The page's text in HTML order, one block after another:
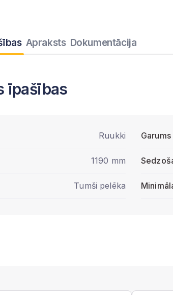
Apraksts Dokumentācija
īpašības
Ruukki Garums
1190 mm
Tumši pelēka